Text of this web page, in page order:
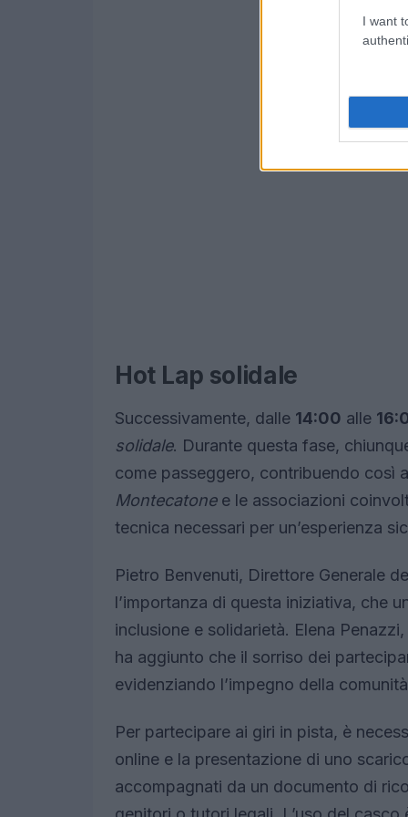
I want
Hot Lap solidale
Successivamente, dalle 14:00 alle
solidale. Durante questa fase,
come passeggero, contribuendo così
Montecatonee le associazioni
tecnica necessari per un’esperienza
Pietro Benvenuti, Direttore Generale
l’importanza di questa iniziativa, che
inclusione e solidarietà. Elena
ha aggiunto che il sorriso dei
evidenziando l’impegno della
Per partecipare ai giri in pista, è
online e la presentazione di uno
accompagnati da un documento di